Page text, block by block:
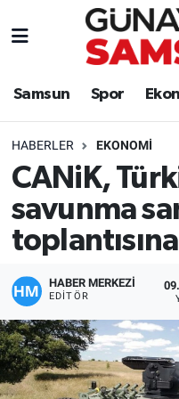
Samsun Spor
HABERLER EKONOMI
CANiK,
savunma
HABER MERKEZİ
EDITÖR
Samsun
Politika
Turizm
Sağlık
Eğitim
Yaşam
Nöbetçi Eczaneler
Süper Lig Puan
Tüm Manşetler
Son Dakika
Haber Arşivi